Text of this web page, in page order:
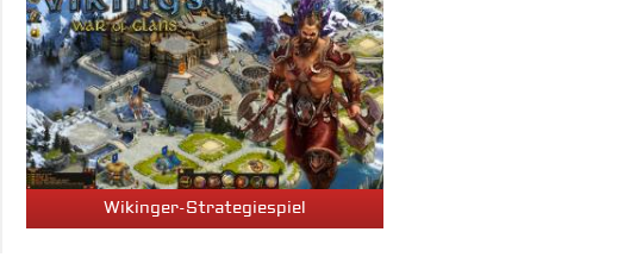
Wikinger-Strategiespiel